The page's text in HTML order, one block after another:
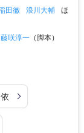
田徹 浪川大輔 ほ
藤咲淳一 （脚本）